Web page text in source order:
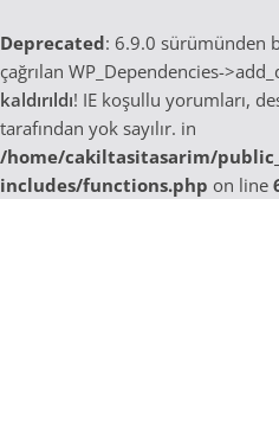
Deprecated: 6.9.0 sürümünden
çağrılan WP_Dependencies-
kaldırıldı! IE koşullu yorumları,
tarafından yok sayılır. in
/home/cakiltasitasarim/
includes/functions.php on line